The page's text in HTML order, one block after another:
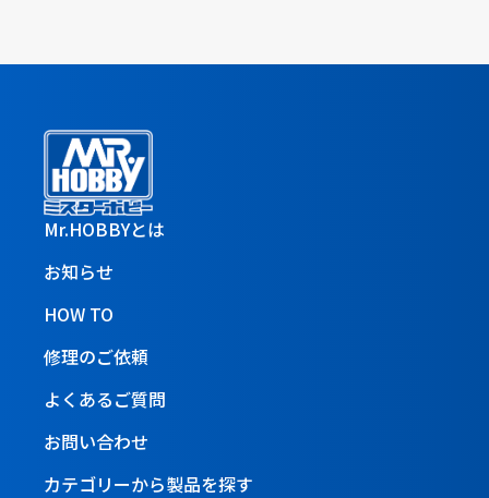
Mr.HOBBYとは
お知らせ
HOW TO
修理のご依頼
よくあるご質問
お問い合わせ
カテゴリーから製品を探す